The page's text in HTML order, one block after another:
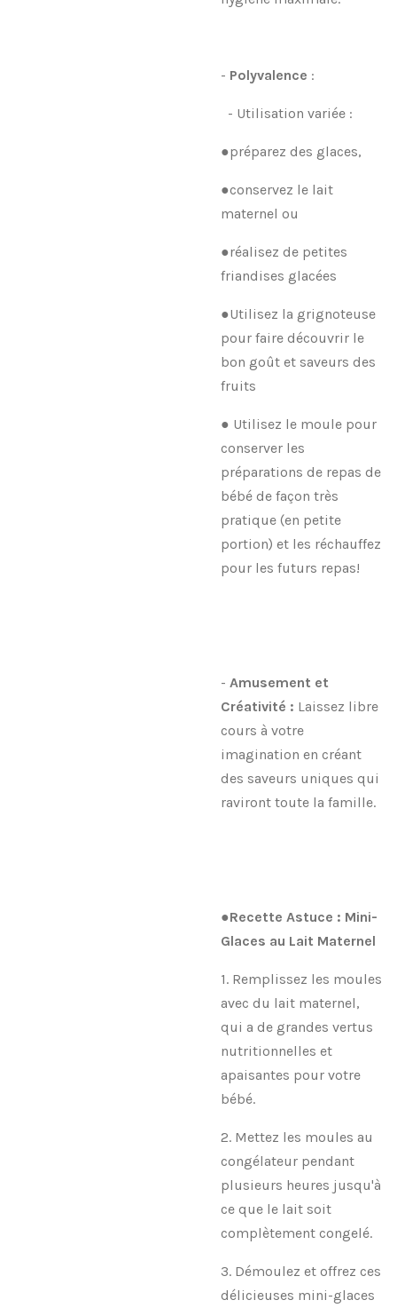
- Polyvalence :
- Utilisation variée :
●préparez des glaces,
●conservez le lait
maternel ou
●réalisez de petites
friandises glacées
●Utilisez la grignoteuse
pour faire découvrir le
bon goût et saveurs des
fruits
● Utilisez le moule pour
conserver les
préparations de repas de
bébé de façon très
pratique (en petite
portion) et les réchauffez
pour les futurs repas!
- Amusement et
Créativité : Laissez libre
cours à votre
imagination en créant
des saveurs uniques qui
raviront toute la famille.
●Recette Astuce : Mini-
Glaces au Lait Maternel
1. Remplissez les moules
avec du lait maternel,
qui a de grandes vertus
nutritionnelles et
apaisantes pour votre
bébé.
2. Mettez les moules au
congélateur pendant
plusieurs heures jusqu'à
ce que le lait soit
complètement congelé.
3. Démoulez et offrez ces
délicieuses mini-glaces